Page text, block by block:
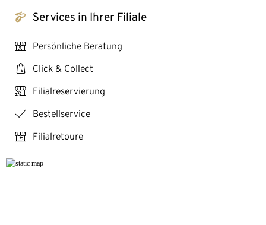
tchibo_logo Services in Ihrer Filiale
personal_services Persönliche Beratung
click_collect Click & Collect
click_reserve_store Filialreservierung
checkmark Bestellservice
store_return Filialretoure